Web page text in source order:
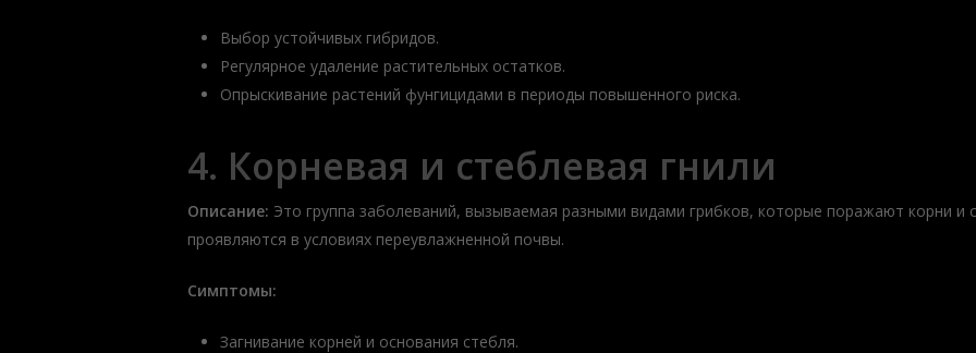
Выбор устойчивых гибридов.
Регулярное удаление растительных остатков.
Опрыскивание растений фунгицидами в периоды повышенного риска.
4. Корневая и стеблевая гнили
Описание: Это группа заболеваний, вызываемая разными видами грибков, которые поражают корни и
проявляются в условиях переувлажненной почвы.
Симптомы:
Загнивание корней и основания стебля.